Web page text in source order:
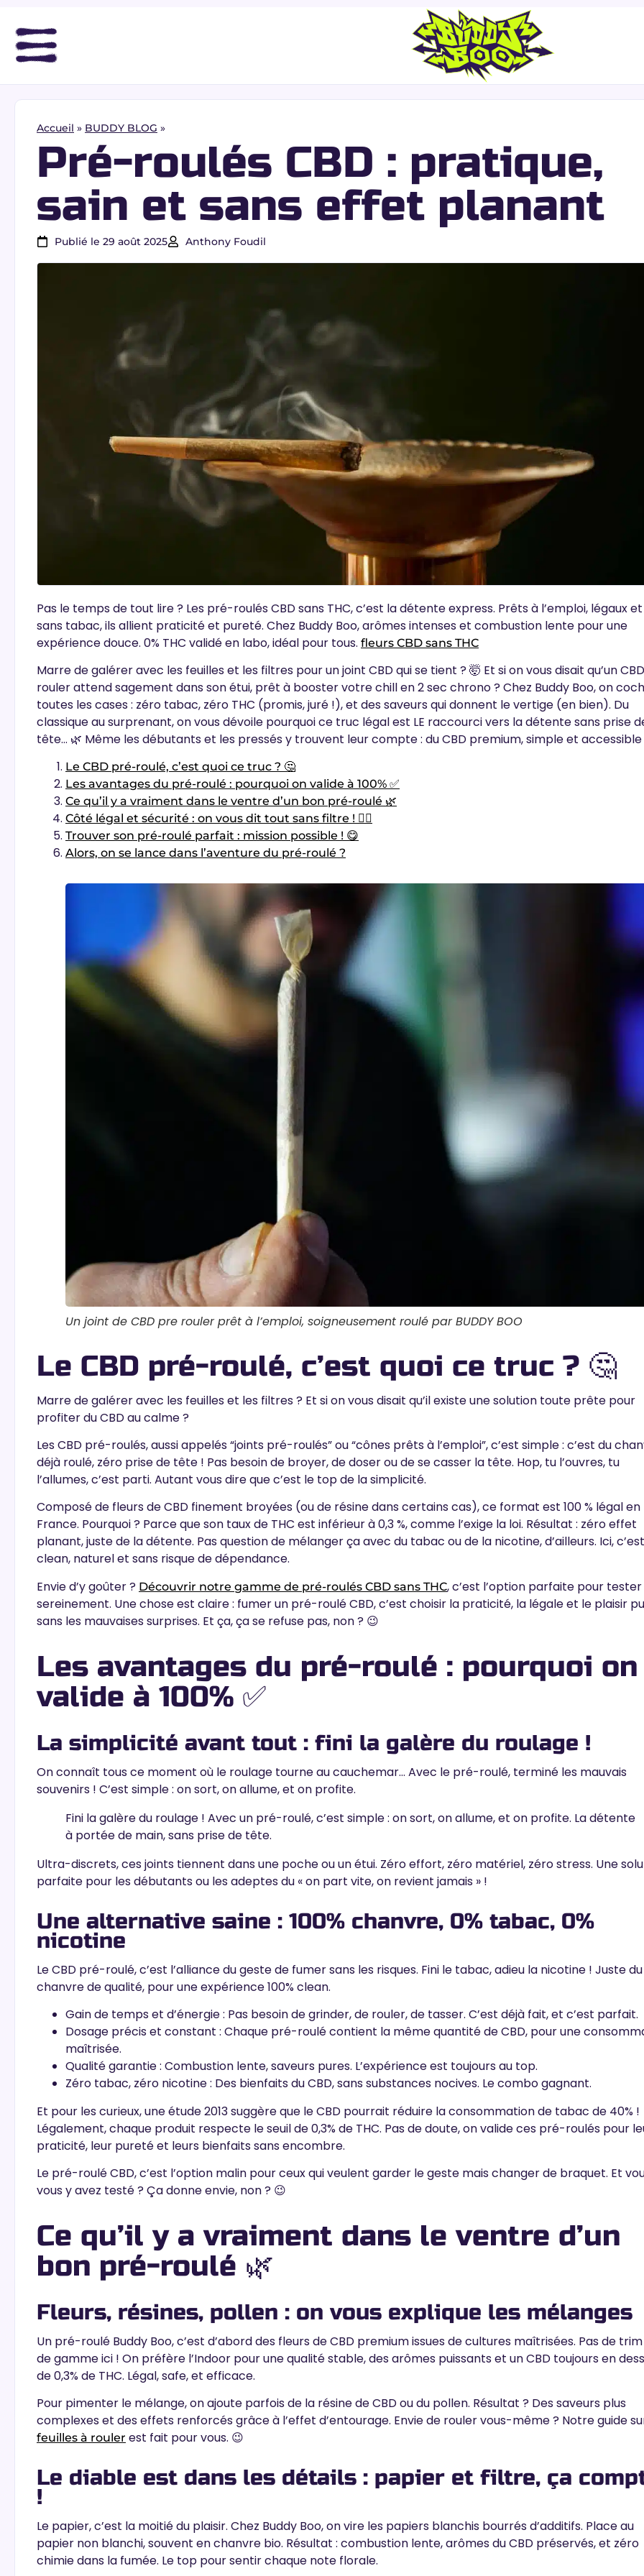
Accueil » BUDDY BLOG »
Pré-roulés CBD : pratique,
sain et sans effet planant
Publié le 29 août 2025 Anthony Foudil
Pas le tempsde tout lire ? Les pré-roulés CBD sans THC, c’est la détente express. Prêts à l’emploi, légaux et
sans tabac, ils allient praticité et pureté. Chez Buddy Boo, arômes intenses et combustion lente pourune
expérience douce. 0% THC validé en labo, idéal pour tous. fleurs CBD sans THC
Marre de galérer avec les feuilles et les filtres pour un joint CBD qui se tient ? 🤯 Et si on vous disait qu’un
rouler attend sagement dans son étui, prêt à booster votre chill en 2 sec chrono ? Chez Buddy Boo, on
toutes les cases : zéro tabac, zéro THC (promis, juré !), et des saveurs qui donnent le vertige (en bien). Du
classique au surprenant, on vous dévoile pourquoi ce truc légal est LE raccourci vers la détente sans prise
tête… 🌿 Même les débutants et les pressés y trouvent leur compte : du CBD premium, simple et
Le CBD pré-roulé, c’est quoi ce truc ? 🤔
Les avantages du pré-roulé : pourquoi on valide à 100% ✅
Ce qu’il y a vraiment dans le ventre d’un bon pré-roulé 🌿
Côté légal et sécurité : on vous dit tout sans filtre ! 👮‍♂️
Trouver son pré-roulé parfait : mission possible ! 😋
Alors, on se lance dans l’aventure du pré-roulé ?
Un joint de CBD pre rouler prêt à l’emploi, soigneusement roulé par BUDDY BOO
Le CBD pré-roulé, c’est quoi ce truc ? 🤔
Marre de galérer avec les feuilles et les filtres ? Et si on vous disait qu’il existeune solution toute prête pour
profiter du CBDau calme ?
Les CBD pré-roulés, aussi appelés “joints pré-roulés” ou “cônes prêts à l’emploi”, c’est simple : c’est du
déjà roulé, zéro prise de tête ! Pas besoin de broyer, de doser ou de se casser la tête. Hop, tu l’ouvres, tu
l’allumes, c’est parti. Autant vous dire que c’est le top de la simplicité.
Composé de fleurs de CBD finement broyées (ou de résine dans certains cas), ce format est 100 % légal en
France. Pourquoi ? Parce que son taux de THC est inférieur à 0,3 %, comme l’exige la loi. Résultat : zéro effet
planant, juste de la détente. Pas question de mélanger ça avec du tabac ou de la nicotine, d’ailleurs. Ici, c’est
clean, naturel et sans risque de dépendance.
Envie d’y goûter ? Découvrir notre gamme de pré-roulés CBD sans THC, c’est l’option parfaite pour tester
sereinement. Une chose est claire : fumer un pré-roulé CBD, c’est choisir la praticité, la légale et le plaisir
sans les mauvaises surprises. Et ça, ça se refuse pas, non ? 😉
Les avantages du pré-roulé : pourquoi on
valide à 100% ✅
La simplicité avant tout : fini la galère du roulage !
On connaît tous ce moment où le roulage tourne au cauchemar… Avec le pré-roulé, terminé les mauvais
souvenirs ! C’est simple : on sort, on allume, et on profite.
Fini la galère du roulage ! Avec un pré-roulé, c’est simple : on sort, on allume, et on profite. La détente
à portée de main, sans prise de tête.
Ultra-discrets, ces joints tiennent dans une poche ou un étui. Zéro effort, zéro matériel, zéro stress. Une
parfaite pour les débutants ou les adeptesdu « on part vite, on revient jamais » !
Une alternative saine : 100% chanvre, 0% tabac, 0%
nicotine
Le CBD pré-roulé, c’est l’alliance du geste de fumer sans les risques. Fini le tabac, adieu la nicotine ! Juste du
chanvre de qualité, pour uneexpérience 100% clean.
Gain de temps et d’énergie: Pas besoin de grinder, de rouler, de tasser. C’est déjà fait, et c’est parfait.
Dosage précis et constant : Chaque pré-roulé contient la même quantité de CBD, pour une
maîtrisée.
Qualité garantie: Combustion lente, saveurs pures. L’expérience est toujours au top.
Zéro tabac, zéro nicotine: Des bienfaits du CBD, sans substances nocives. Le combo gagnant.
Et pour les curieux, une étude 2013 suggère que le CBD pourrait réduire la consommation de tabac de 40% !
Légalement, chaque produit respecte le seuil de 0,3% de THC. Pas de doute,on valide ces pré-roulés pour
praticité, leur pureté et leurs bienfaits sans encombre.
Le pré-roulé CBD, c’est l’option malin pour ceux qui veulent garder le geste mais changer de braquet. Et
vous y avez testé ? Ça donne envie, non ? 😉
Ce qu’il y a vraiment dans le ventre d’un
bon pré-roulé 🌿
Fleurs, résines, pollen : on vous explique les mélanges
Un pré-roulé Buddy Boo, c’est d’abord des fleurs de CBD premium issues de cultures maîtrisées. Pas de
de gamme ici ! On préfère l’Indoor pour une qualité stable, des arômes puissants et un CBD toujours en
de 0,3% de THC. Légal, safe, et efficace.
Pour pimenter le mélange, on ajoute parfois de la résine de CBD ou du pollen. Résultat ? Des saveurs plus
complexes et des effets renforcésgrâce à l’effet d’entourage. Envie de rouler vous-même ? Notre guide
feuilles à rouler est fait pour vous. 😉
Le diable est dans les détails : papier et filtre, ça
!
Le papier, c’est la moitié du plaisir. Chez Buddy Boo, on vire les papiers blanchis bourrés d’additifs. Place au
papier non blanchi, souvent en chanvre bio. Résultat : combustion lente,arômes du CBD préservés, et zéro
chimie dans la fumée. Le top pour sentir chaque note florale.